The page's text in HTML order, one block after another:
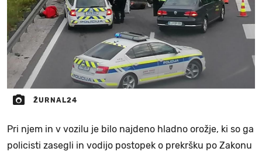
ŽURNAL24
Pri njem in v vozilu je bilo najdeno hladno orožje, ki so ga
policisti zasegli in vodijo postopek o prekršku po Zakonu